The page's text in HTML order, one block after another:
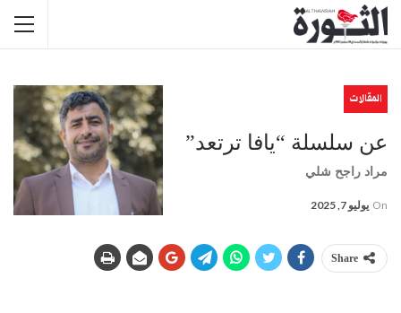
المقالات
عن سلسلة “يافا ترتعد”
مراد راجح شلي
On يوليو 7, 2025
Share